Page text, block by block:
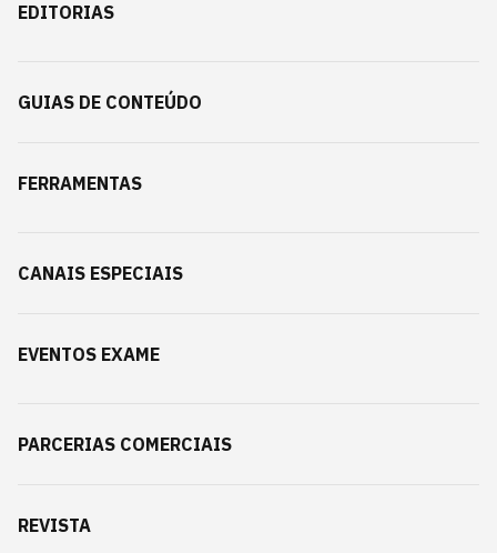
EDITORIAS
GUIAS DE CONTEÚDO
FERRAMENTAS
CANAIS ESPECIAIS
EVENTOS EXAME
PARCERIAS COMERCIAIS
REVISTA